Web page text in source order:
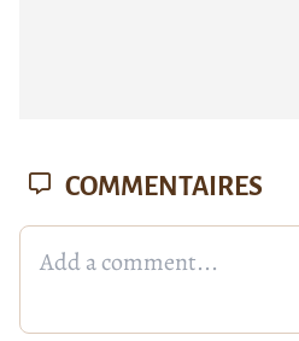
COMMENTAIRES